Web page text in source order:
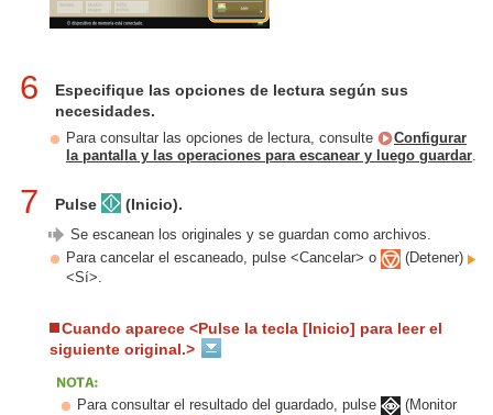
6
Especifique las opciones de lectura según sus
necesidades.
Para consultar las opciones de lectura, consulte
Configurar
la pantalla y las operaciones para escanear y luego guardar.
7 Pulse (Inicio).
Se escanean los originales y se guardan como archivos.
Para cancelar el escaneado, pulse <Cancelar> o
(Detener)
<Sí>.
Cuando aparece <Pulse la tecla [Inicio] para leer el
siguiente original.>
Para consultar el resultado del guardado, pulse
(Monitor